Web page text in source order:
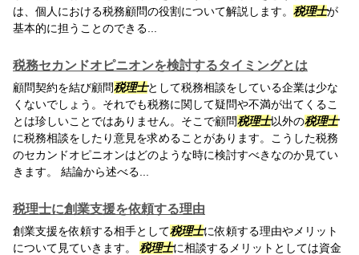
は、個人における税務顧問の役割について解説します。 税理士が
基本的に担うことのできる...
税務セカンドオピニオンを検討するタイミングとは
顧問契約を結び顧問税理士として税務相談をしている企業は少な
くないでしょう。それでも税務に関して疑問や不満が出てくるこ
とは珍しいことではありません。そこで顧問税理士以外の税理士
に税務相談をしたり意見を求めることがあります。こうした税務
のセカンドオピニオンはどのような時に検討すべきなのか見てい
きます。 結論から述べる...
税理士に創業支援を依頼する理由
創業支援を依頼する相手として税理士に依頼する理由やメリット
について見ていきます。 税理士に相談するメリットとしては資金